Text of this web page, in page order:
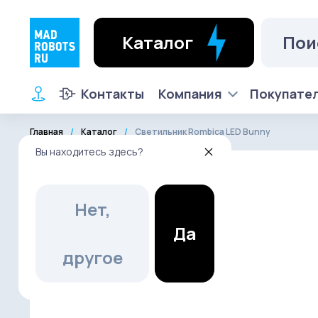
Вы находитесь здесь?
Нет,
другое
Да
Каталог
Контакты Компания
Главная Каталог Светильник Rombica LED Bunny